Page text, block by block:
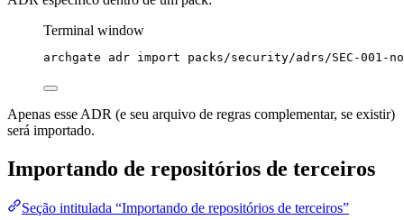
Terminal window
archgate adr import packs/security/adrs/SEC-001-
Apenas esse ADR (e seu arquivo de regras complementar, se existir)
será importado.
Importando de repositórios de terceiros
Seção intitulada “Importando de repositórios de terceiros”